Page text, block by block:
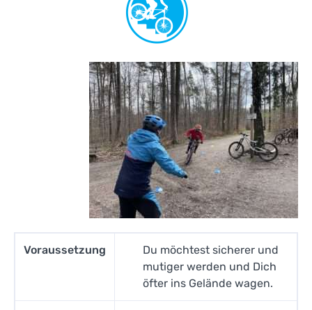
Voraussetzung
Du möchtest sicherer und
mutiger werden und Dich
öfter ins Gelände wagen.